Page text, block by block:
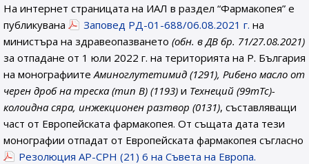
На интернет страницата на ИАЛ в раздел “Фармакопея” е
публикувана
Заповед РД-01-688/06.08.2021 г. на
министъра на здравеопазването (обн. в ДВ бр. 71/27.08.2021)
за отпадане от 1 юли 2022 г. на територията на Р. България
на монографиитеАминоглутетимид (1291), Рибено масло от
черен дроб на треска (тип В) (1193) и Технеций (99mTc)-
колоидна сяра, инжекционен разтвор (0131), съставляващи
част от Европейската фармакопея. От същата дата тези
монографии отпадат от Европейската фармакопея съгласно
Резолюция AP-CPH (21) 6 на Съвета на Европа.